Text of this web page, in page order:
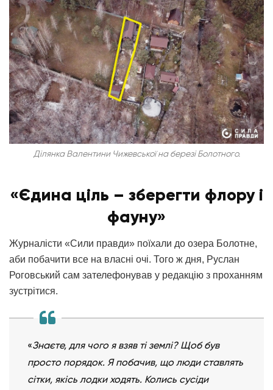
Ділянка Валентини Чижевської на березі Болотного.
«Єдина ціль – зберегти флору і
фауну»
Журналісти «Сили правди» поїхали до озера Болотне,
аби побачити все на власні очі. Того ж дня, Руслан
Роговський сам зателефонував у редакцію з проханням
зустрітися.
«Знаєте, для чого я взяв ті землі? Щоб був
просто порядок. Я побачив, що люди ставлять
сітки, якісь лодки ходять. Колись сусіди